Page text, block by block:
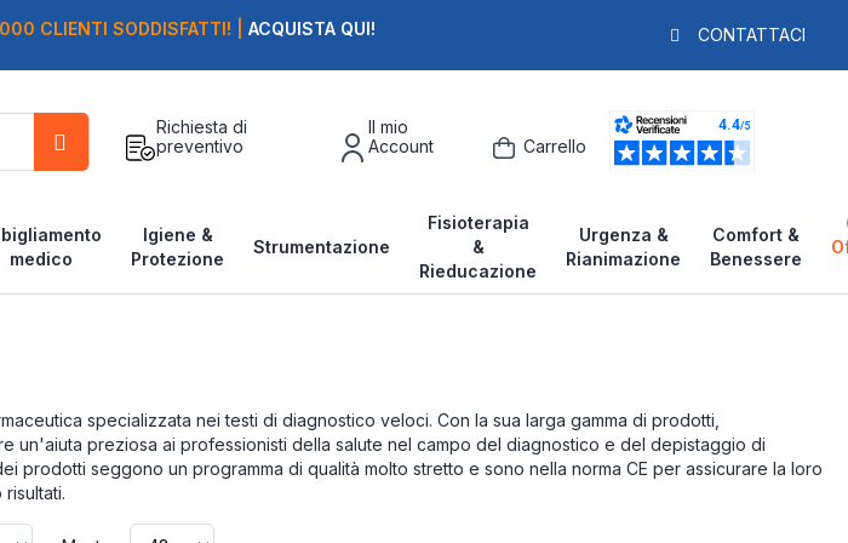
CLIENTI SODDISFATTI! | ACQUISTA QUI! PAGA IN 3X
CONTATTACI
Richiesta di
preventivo
Il mio
Account
Carrello
medico
Igiene &
Protezione
Strumentazione
Fisioterapia
&
Rieducazione
Urgenza &
Rianimazione
Comfort &
Benessere
specializzata nei testi di diagnostico veloci. Con la sua larga gamma di prodotti,
un'aiuta preziosa ai professionisti della salute nel campo del diagnostico e del depistaggio di
prodotti seggono un programma di qualità molto stretto e sono nella norma CE per assicurare la loro